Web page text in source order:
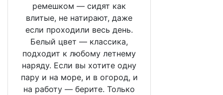
ремешком — сидят как
влитые, не натирают, даже
если проходили весь день.
Белый цвет — классика,
подходит к любому летнему
наряду. Если вы хотите одну
пару и на море, и в огород, и
на работу — берите. Только